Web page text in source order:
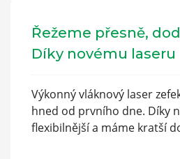
Řežeme přesně,
Díky novému laseru
Výkonný vláknový laser
hned od prvního dne. Díky
flexibilnější a máme kratší